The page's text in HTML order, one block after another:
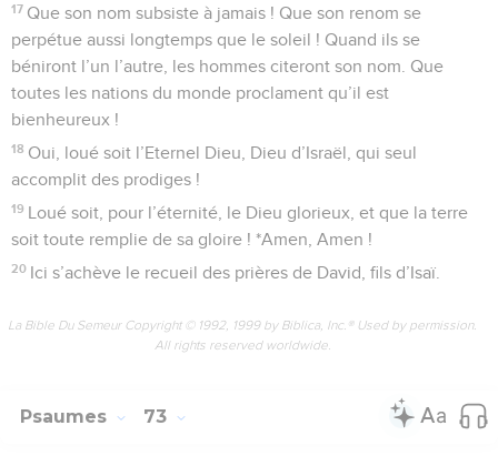
17 Que son nom subsiste à jamais ! Que son renom se
perpétue aussi longtemps que le soleil ! Quand ils se
béniront l’un l’autre, les hommes citeront son nom. Que
toutes les nations du monde proclament qu’il est
bienheureux !
18 Oui, loué soit l’Eternel Dieu, Dieu d’Israël, qui seul
accomplit des prodiges !
19 Loué soit, pour l’éternité, le Dieu glorieux, et que la terre
soit toute remplie de sa gloire ! *Amen, Amen !
20 Ici s’achève le recueil des prières de David, fils d’Isaï.
La Bible Du Semeur Copyright © 1992, 1999 by Biblica, Inc.® Used by permission.
All rights reserved worldwide.
Psaumes 73